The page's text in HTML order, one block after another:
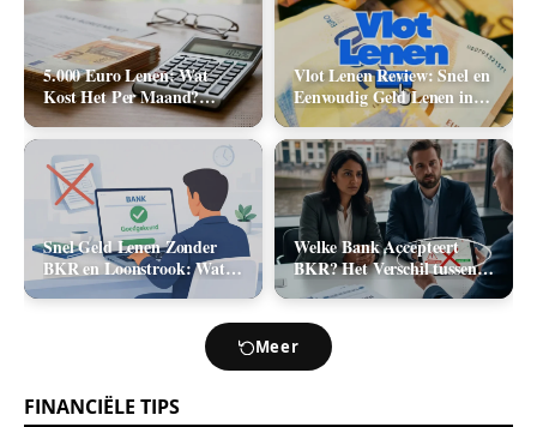
5.000 Euro Lenen: Wat
Kost Het Per Maand?
(Rente & Maandlasten
2026)
Vlot Lenen Review: Snel en
Eenvoudig Geld Lenen in
2026
Snel Geld Lenen Zonder
BKR en Loonstrook: Wat
Zijn Je Opties?
Welke Bank Accepteert
BKR? Het Verschil tussen
Positief en Negatief BKR
Meer
FINANCIËLE TIPS